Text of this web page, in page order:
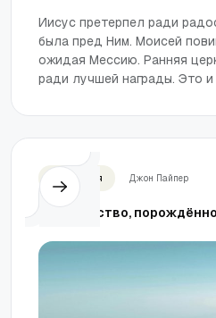
Иисус претерпел ради
была пред Ним. Моисей
ожидая Мессию. Ранняя
ради лучшей награды. Это и
Отношения Джон Пайпер
Одиночество,